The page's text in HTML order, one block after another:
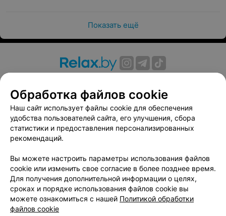
Показать ещё
Вакансии
Публичный договор
Способы оплаты
Публичный договор по использованию сервиса
«Афиша»
Пользовательское соглашение
Связаться по вопросам сотрудничества
Написать руководителю relax.by
Персональные настройки cookie
Обработка персональных данных
Обработка файлов cookie
Наш сайт использует файлы cookie для обеспечения
удобства пользователей сайта, его улучшения, сбора
статистики и предоставления персонализированных
рекомендаций.
Вы можете настроить параметры использования файлов
cookie или изменить свое согласие в более позднее время.
Для получения дополнительной информации о целях,
сроках и порядке использования файлов cookie вы
можете ознакомиться с нашей Политикой обработки
файлов cookie